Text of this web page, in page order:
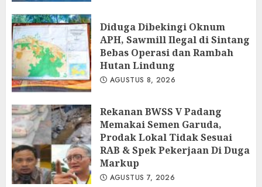
Diduga Dibekingi Oknum
APH, Sawmill Ilegal di Sintang
Bebas Operasi dan Rambah
Hutan Lindung
AGUSTUS 8, 2026
Rekanan BWSS V Padang
Memakai Semen Garuda,
Prodak Lokal Tidak Sesuai
RAB & Spek Pekerjaan Di Duga
Markup
AGUSTUS 7, 2026